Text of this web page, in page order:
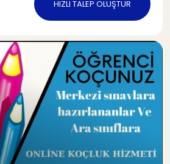
HIZLI TALEP OLUŞTUR